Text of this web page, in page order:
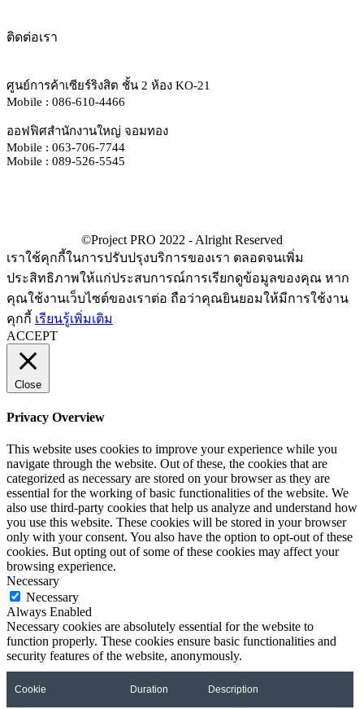
ติดต่อเรา
ศูนย์การค้าเซียร์ริงสิต ชั้น 2 ห้อง KO-21
Mobile : 086-610-4466
ออฟฟิศสำนักงานใหญ่ จอมทอง
Mobile : 063-706-7744
Mobile : 089-526-5545
เราใช้คุกกี้ในการปรับปรุงบริการของเรา ตลอดจนเพิ่ม
ประสิทธิภาพให้แก่ประสบการณ์การเรียกดูข้อมูลของคุณ หาก
คุณใช้งานเว็บไซต์ของเราต่อ ถือว่าคุณยินยอมให้มีการใช้งาน
คุกกี้ เรียนรู้เพิ่มเติม
ACCEPT
Close
Privacy Overview
This website uses cookies to improve your experience while you
navigate through the website. Out of these, the cookies that are
categorized as necessary are stored on your browser as they are
essential for the working of basic functionalities of the website. We
also use third-party cookies that help us analyze and understand how
you use this website. These cookies will be stored in your browser
only with your consent. You also have the option to opt-out of these
cookies. But opting out of some of these cookies may affect your
browsing experience.
Necessary
Necessary
Always Enabled
Necessary cookies are absolutely essential for the website to
function properly. These cookies ensure basic functionalities and
security features of the website, anonymously.
Cookie Duration Description